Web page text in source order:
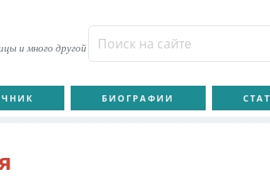
и много другой
БИОГРАФИИ